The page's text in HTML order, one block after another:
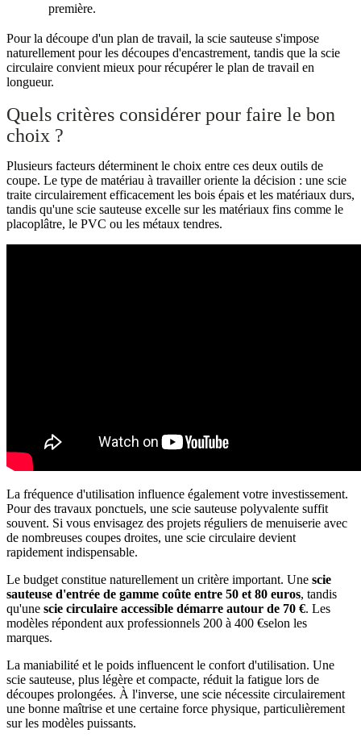
première.
Pour la découpe d'un plan de travail, la scie sauteuse s'impose
naturellement pour les découpes d'encastrement, tandis que la scie
circulaire convient mieux pour récupérer le plan de travail en
longueur.
Quels critères considérer pour faire le bon
choix ?
Plusieurs facteurs déterminent le choix entre ces deux outils de
coupe. Le type de matériau à travailler oriente la décision : une scie
traite circulairement efficacement les bois épais et les matériaux durs,
tandis qu'une scie sauteuse excelle sur les matériaux fins comme le
placoplâtre, le PVC ou les métaux tendres.
La fréquence d'utilisation influence également votre investissement.
Pour des travaux ponctuels, une scie sauteuse polyvalente suffit
souvent. Si vous envisagez des projets réguliers de menuiserie avec
de nombreuses coupes droites, une scie circulaire devient
rapidement indispensable.
Le budget constitue naturellement un critère important. Une scie
sauteuse d'entrée de gamme coûte entre 50 et 80 euros, tandis
qu'une scie circulaire accessible démarre autour de 70 €. Les
modèles répondent aux professionnels 200 à 400 €selon les
marques.
La maniabilité et le poids influencent le confort d'utilisation. Une
scie sauteuse, plus légère et compacte, réduit la fatigue lors de
découpes prolongées. À l'inverse, une scie nécessite circulairement
une bonne maîtrise et une certaine force physique, particulièrement
sur les modèles puissants.